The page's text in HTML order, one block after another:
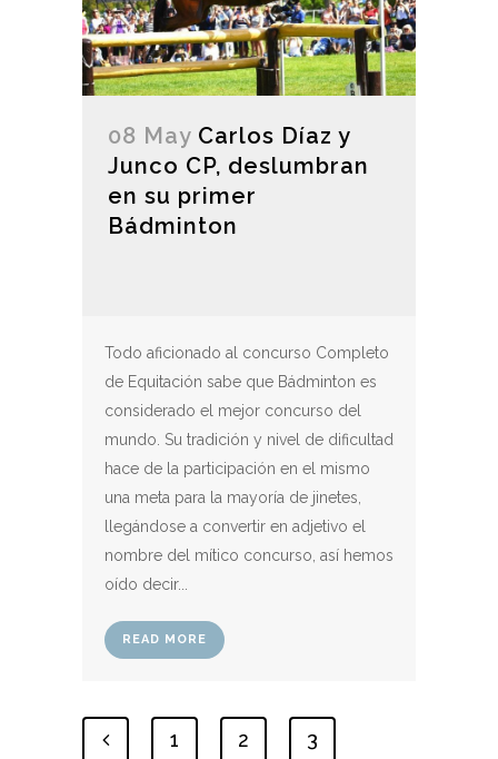
08 May Carlos Díaz y
Junco CP, deslumbran
en su primer
Bádminton
Todo aficionado al concurso Completo
de Equitación sabe que Bádminton es
considerado el mejor concurso del
mundo. Su tradición y nivel de dificultad
hace de la participación en el mismo
una meta para la mayoría de jinetes,
llegándose a convertir en adjetivo el
nombre del mítico concurso, así hemos
oído decir...
READ MORE
1 2
3